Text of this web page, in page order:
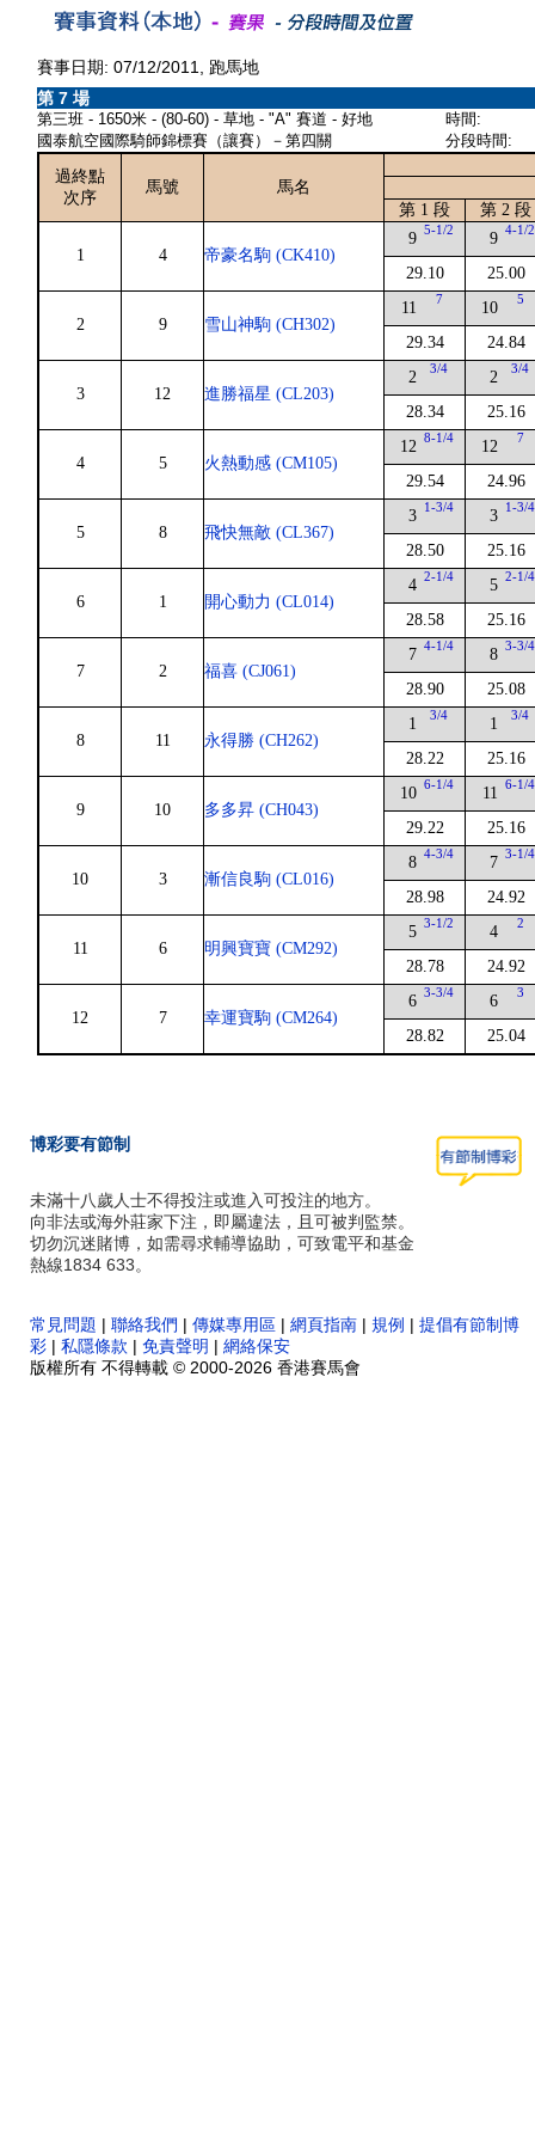
賽事日期: 07/12/2011, 跑馬地
第 7 場
第三班 - 1650米 - (80-60) - 草地 - "A" 賽道 - 好地
國泰航空國際騎師錦標賽（讓賽）－第四關
時間:
分段時間:
過終點
次序
馬號
馬名
第 1 段
第 2 段
1 4 帝豪名駒 (CK410)
9 5-1/2
29.10
9 4-1/2
25.00
2 9 雪山神駒 (CH302)
11 7
29.34
10 5
24.84
3 12 進勝福星 (CL203)
2 3/4
28.34
2 3/4
25.16
4 5 火熱動感 (CM105)
12 8-1/4
29.54
12 7
24.96
5 8 飛快無敵 (CL367)
3 1-3/4
28.50
3 1-3/4
25.16
6 1 開心動力 (CL014)
4 2-1/4
28.58
5 2-1/4
25.16
7 2 福喜 (CJ061)
7 4-1/4
28.90
8 3-3/4
25.08
8 11 永得勝 (CH262)
1 3/4
28.22
1 3/4
25.16
9 10 多多昇 (CH043)
10 6-1/4
29.22
11 6-1/4
25.16
10 3 漸信良駒 (CL016)
8 4-3/4
28.98
7 3-1/4
24.92
11 6 明興寶寶 (CM292)
5 3-1/2
28.78
4 2
24.92
12 7 幸運寶駒 (CM264)
6 3-3/4
28.82
6 3
25.04
博彩要有節制
未滿十八歲人士不得投注或進入可投注的地方。
向非法或海外莊家下注，即屬違法，且可被判監禁。
切勿沉迷賭博，如需尋求輔導協助，可致電平和基金
熱線1834 633。
常見問題 | 聯絡我們 | 傳媒專用區 | 網頁指南 | 規例 | 提倡有節制博
彩 | 私隱條款 | 免責聲明 | 網絡保安
版權所有 不得轉載 © 2000-2026 香港賽馬會